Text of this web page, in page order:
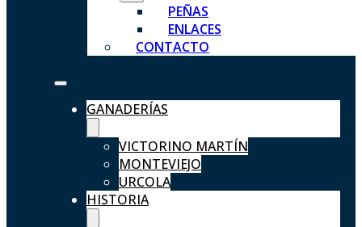
PEÑAS
ENLACES
CONTACTO
GANADERÍAS
VICTORINO MARTÍN
MONTEVIEJO
URCOLA
HISTORIA